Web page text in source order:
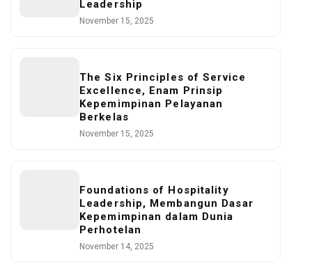
Leadership
November 15, 2025
The Six Principles of Service
Excellence, Enam Prinsip
Kepemimpinan Pelayanan
Berkelas
November 15, 2025
Foundations of Hospitality
Leadership, Membangun Dasar
Kepemimpinan dalam Dunia
Perhotelan
November 14, 2025